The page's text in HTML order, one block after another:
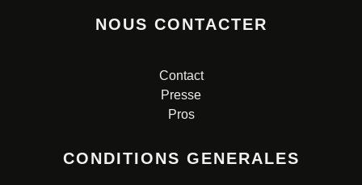
NOUS CONTACTER
Contact
Presse
Pros
CONDITIONS GENERALES